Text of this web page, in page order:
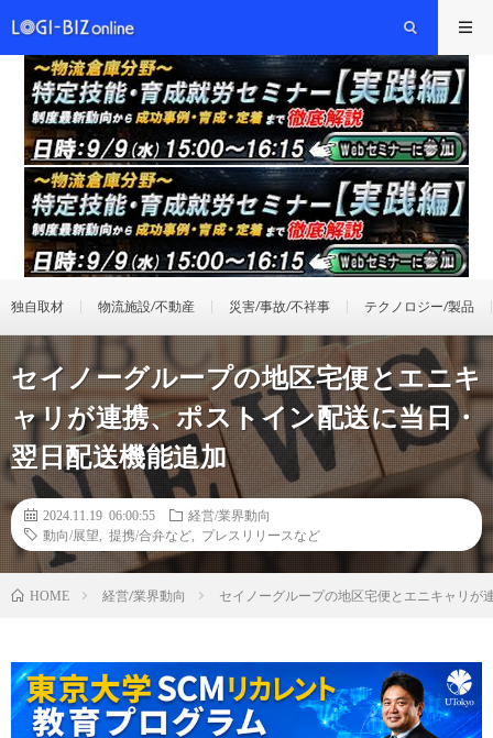
独自取材 物流施設/不動産 災害/事故/不祥事 テクノロジー/製品
セイノーグループの地区宅便とエニキ
ャリが連携、ポストイン配送に当日・
翌日配送機能追加
2024.11.19 06:00:55
経営/業界動向
動向/展望
提携/合弁など プレスリリースなど
HOME 経営/業界動向 セイノーグループの地区宅便とエニキャリが